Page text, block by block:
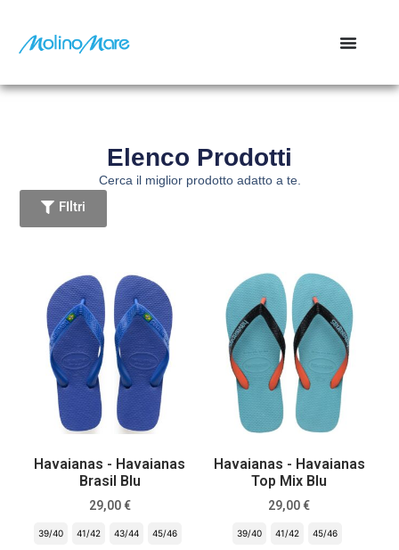
Elenco Prodotti
Cerca il miglior prodotto adatto a te.
FIltri
Havaianas - Havaianas
Brasil Blu
29,00 €
39/40 41/42 43/44 45/46
Havaianas - Havaianas
Top Mix Blu
29,00 €
39/40 41/42 45/46